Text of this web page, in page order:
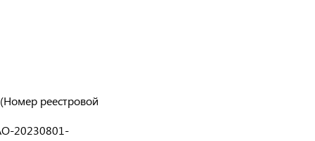
реестровой
20230801-